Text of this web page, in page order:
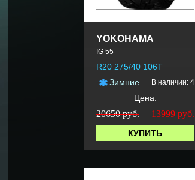
YOKOHAMA
IG 55
R20 275/40 106T
Зимние
В наличии: 4
Цена:
20650 руб. 13999руб.
КУПИТЬ